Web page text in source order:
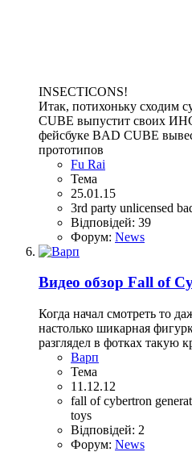
INSECTICONS!
Итак, потихоньку сходим
CUBE выпустит своих
фейсбуке BAD CUBE
прототипов
Fu Rai
Тема
25.01.15
3rd party unlicensed
Відповідей: 39
Форум: News
Видео обзор Fall of
Когда начал смотреть то
настолько шикарная
разглядел в фотках такую
Варп
Тема
11.12.12
fall of cybertron
toys
Відповідей: 2
Форум: News